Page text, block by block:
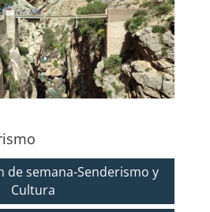
de semana-Senderismo y
Cultura